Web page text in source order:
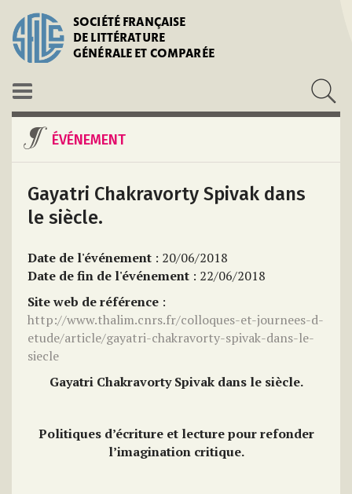
SOCIÉTÉ FRANÇAISE
DE LITTÉRATURE
GÉNÉRALE ET COMPARÉE
ÉVÉNEMENT
Gayatri Chakravorty Spivak dans
le siècle.
Date de l'événement : 20/06/2018
Date de fin de l'événement : 22/06/2018
Site web de référence :
http://www.thalim.cnrs.fr/colloques-et-journees-d-
etude/article/gayatri-chakravorty-spivak-dans-le-
siecle
Gayatri Chakravorty Spivak dans le siècle.
Politiques d’écriture et lecture pour refonder
l’imagination critique.